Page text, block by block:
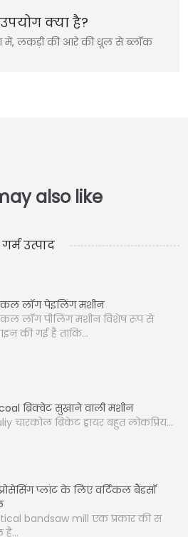
क्या है?
में, लकड़ी की आरे की धूल से ब्लॉक
गर्म उत्पाद
लॉग पेइलिंग मशीन
लॉग पीलिंग मशीन विशेष रूप से
की गई है ताकि…
ब्रिक्वेट सुखाने वाली मशीन
चारकोल ब्रिकेट ड्रायर बहुत लोकप्रिय…
प्लांट के लिए वर्टिकल बैंडसॉ
bandsaw mill एक प्रकार की स
है…